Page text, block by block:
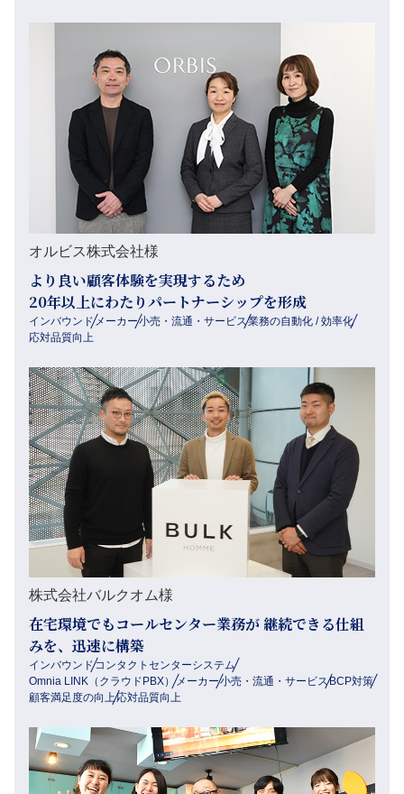
オルビス株式会社様
より良い顧客体験を実現するため
20年以上にわたりパートナーシップを形成
インバウンドメーカー小売・流通・サービス業務の自動化 / 効率化
応対品質向上
株式会社バルクオム様
在宅環境でもコールセンター業務が 継続できる仕組
みを、迅速に構築
インバウンドコンタクトセンターシステム
Omnia LINK（クラウドPBX）メーカー小売・流通・サービスBCP対策
顧客満足度の向上応対品質向上